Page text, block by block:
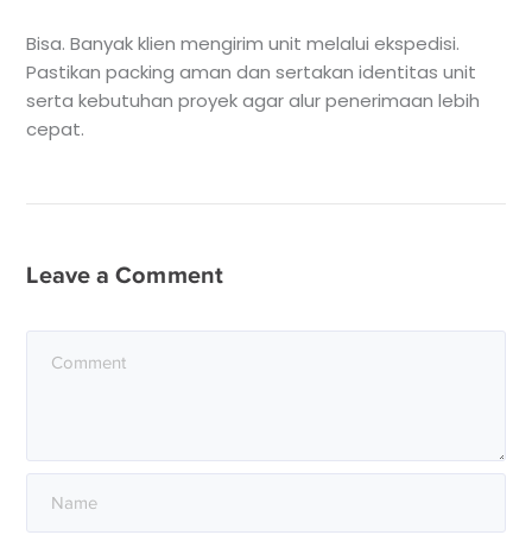
Bisa. Banyak klien mengirim unit melalui ekspedisi.
Pastikan packing aman dan sertakan identitas unit
serta kebutuhan proyek agar alur penerimaan lebih
cepat.
Leave a Comment